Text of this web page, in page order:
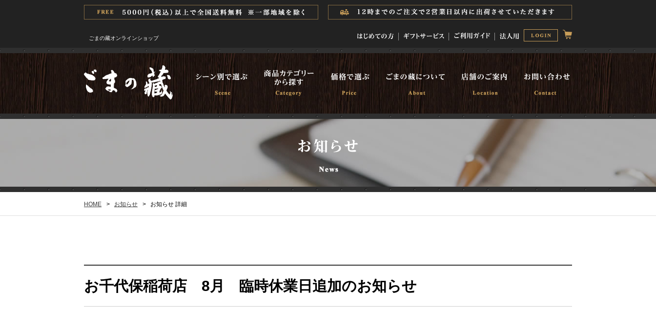
ごまの藏オンラインショップ
HOME > お知らせ > お知らせ 詳細
お千代保稲荷店 8月 臨時休業日追加のお知らせ